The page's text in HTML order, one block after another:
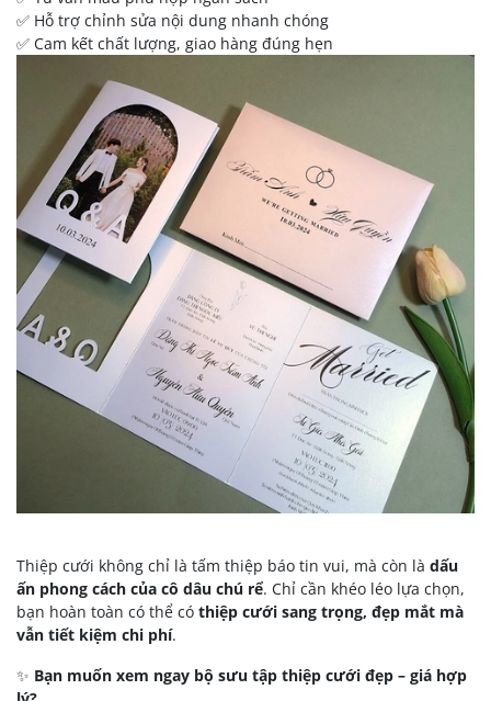
✅ Hỗ trợ chỉnh sửa nội dung nhanh chóng
✅ Cam kết chất lượng, giao hàng đúng hẹn
Thiệp cưới không chỉ là tấm thiệp báo tin vui, mà còn là dấu
ấn phong cách của cô dâu chú rể. Chỉ cần khéo léo lựa chọn,
bạn hoàn toàn có thể có thiệp cưới sang trọng, đẹp mắt mà
vẫn tiết kiệm chi phí.
✨ Bạn muốn xem ngay bộ sưu tập thiệp cưới đẹp – giá hợp